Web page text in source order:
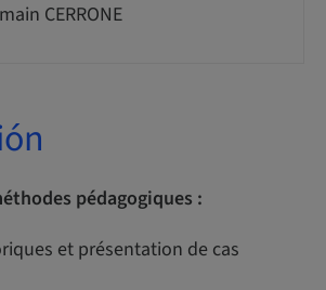
CERRONE
pédagogiques :
et présentation de cas